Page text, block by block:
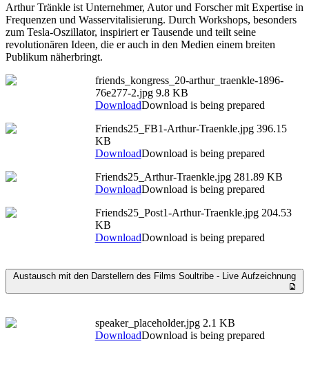
Arthur Tränkle ist Unternehmer, Autor und Forscher mit Expertise in
Frequenzen und Wasservitalisierung. Durch Workshops, besonders
zum Tesla-Oszillator, inspiriert er Tausende und teilt seine
revolutionären Ideen, die er auch in den Medien einem breiten
Publikum näherbringt.
friends_kongress_20-arthur_traenkle-1896-
76e277-2.jpg 9.8 KB
DownloadDownload is being prepared
Friends25_FB1-Arthur-Traenkle.jpg 396.15
KB
DownloadDownload is being prepared
Friends25_Arthur-Traenkle.jpg 281.89 KB
DownloadDownload is being prepared
Friends25_Post1-Arthur-Traenkle.jpg 204.53
KB
DownloadDownload is being prepared
Austausch mit den Darstellern des Films Soultribe - Live Aufzeichnung
speaker_placeholder.jpg 2.1 KB
DownloadDownload is being prepared